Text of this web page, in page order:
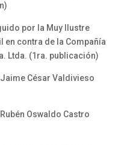
por la Muy Ilustre
en contra de la Compañía
Ltda. (1ra. publicación)
César Valdivieso
Oswaldo Castro